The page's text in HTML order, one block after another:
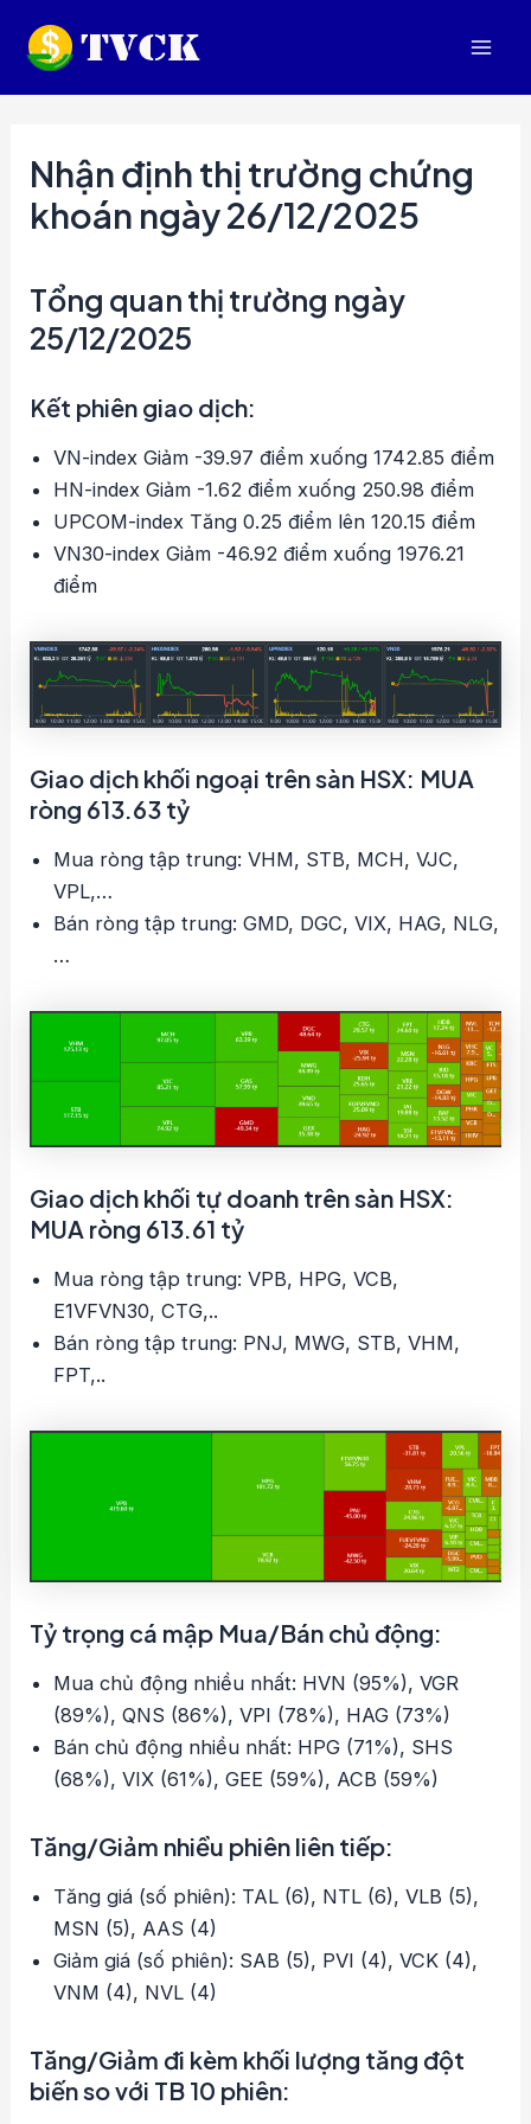
Nhận định thị trường chứng
khoán ngày 26/12/2025
Tổng quan thị trường ngày
25/12/2025
Kết phiên giao dịch:
VN-index Giảm -39.97 điểm xuống 1742.85 điểm
HN-index Giảm -1.62 điểm xuống 250.98 điểm
UPCOM-index Tăng 0.25 điểm lên 120.15 điểm
VN30-index Giảm -46.92 điểm xuống 1976.21
điểm
Giao dịch khối ngoại trên sàn HSX: MUA
ròng 613.63 tỷ
Mua ròng tập trung: VHM, STB, MCH, VJC,
VPL,…
Bán ròng tập trung: GMD, DGC, VIX, HAG, NLG,
…
Giao dịch khối tự doanh trên sàn HSX:
MUA ròng 613.61 tỷ
Mua ròng tập trung: VPB, HPG, VCB,
E1VFVN30, CTG,..
Bán ròng tập trung: PNJ, MWG, STB, VHM,
FPT,..
Tỷ trọng cá mập Mua/Bán chủ động:
Mua chủ động nhiều nhất: HVN (95%), VGR
(89%), QNS (86%), VPI (78%), HAG (73%)
Bán chủ động nhiều nhất: HPG (71%), SHS
(68%), VIX (61%), GEE (59%), ACB (59%)
Tăng/Giảm nhiều phiên liên tiếp:
Tăng giá (số phiên): TAL (6), NTL (6), VLB (5),
MSN (5), AAS (4)
Giảm giá (số phiên): SAB (5), PVI (4), VCK (4),
VNM (4), NVL (4)
Tăng/Giảm đi kèm khối lượng tăng đột
biến so với TB 10 phiên: